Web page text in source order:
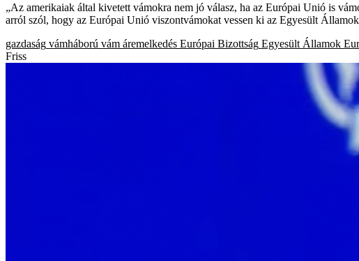
„Az amerikaiak által kivetett vámokra nem jó válasz, ha az Európai Unió is
arról szól, hogy az Európai Unió viszontvámokat vessen ki az Egyesült
gazdaság vámháború vám áremelkedés Európai Bizottság Egyesült Államok
Friss